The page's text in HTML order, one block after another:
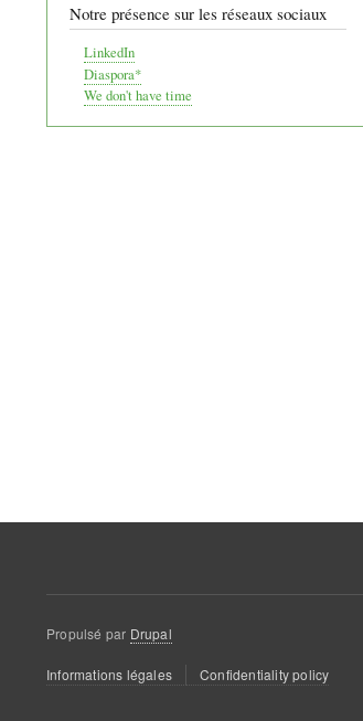
Notre présence sur les réseaux sociaux
LinkedIn
Diaspora*
We don't have time
Propulsé par Drupal
Menu
Informations légales Confidentiality policy